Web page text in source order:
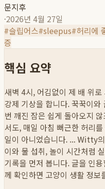
문지후
·2026년 4월 27일
#슬립어스#sleepus#허리에
증
핵심 요약
새벽 4시, 어김없이 제 배 위
강제 기상을 합니다. 꾹꾹이
번 깨진 잠은 쉽게 돌아오지
서도, 매일 아침 뻐근한 허리
일이 아니었습니다. ...Witty의
이와 물 섭취, 놀이 시간처럼
기록을 먼저 봅니다. 글을 인
께 확인하면 고양이 생활 정